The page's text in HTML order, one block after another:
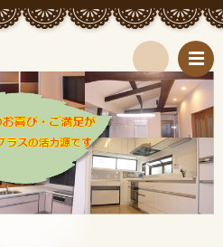
検
索